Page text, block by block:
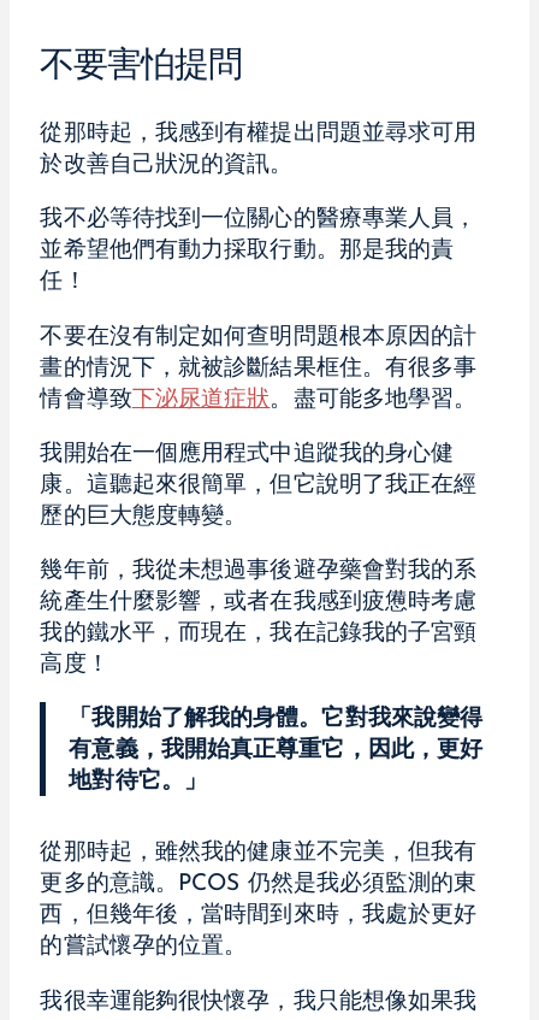
不要害怕提問
從那時起，我感到有權提出問題並尋求可用
於改善自己狀況的資訊。
我不必等待找到一位關心的醫療專業人員，
並希望他們有動力採取行動。那是我的責
任！
不要在沒有制定如何查明問題根本原因的計
畫的情況下，就被診斷結果框住。有很多事
情會導致下泌尿道症狀。盡可能多地學習。
我開始在一個應用程式中追蹤我的身心健
康。這聽起來很簡單，但它說明了我正在經
歷的巨大態度轉變。
幾年前，我從未想過事後避孕藥會對我的系
統產生什麼影響，或者在我感到疲憊時考慮
我的鐵水平，而現在，我在記錄我的子宮頸
高度！
「我開始了解我的身體。它對我來說變得
有意義，我開始真正尊重它，因此，更好
地對待它。」
從那時起，雖然我的健康並不完美，但我有
更多的意識。PCOS 仍然是我必須監測的東
西，但幾年後，當時間到來時，我處於更好
的嘗試懷孕的位置。
我很幸運能夠很快懷孕，我只能想像如果我